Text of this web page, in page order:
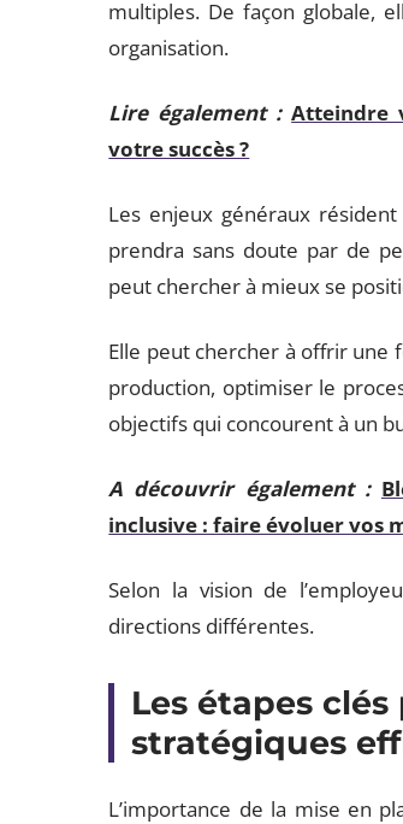
multiples. De façon globale,
organisation.
Lire également : Atteindre
votre succès ?
Les enjeux généraux
prendra sans doute par de
peut chercher à mieux se
Elle peut chercher à offrir une
production, optimiser le
objectifs qui concourent à un
A découvrir également :
inclusive : faire évoluer vos
Selon la vision de
directions différentes.
Les étapes
stratégiques
L’importance de la mise en